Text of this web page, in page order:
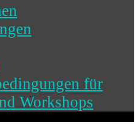
für
Workshops